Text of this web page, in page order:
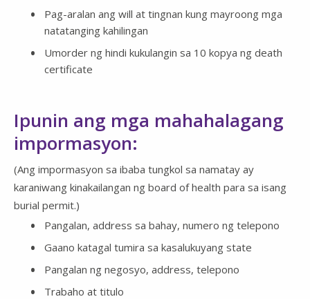
Pag-aralan ang will at tingnan kung mayroong mga
natatanging kahilingan
Umorder ng hindi kukulangin sa 10 kopya ng death
certificate
Ipunin ang mga mahahalagang
impormasyon:
(Ang impormasyon sa ibaba tungkol sa namatay ay
karaniwang kinakailangan ng board of health para sa isang
burial permit.)
Pangalan, address sa bahay, numero ng telepono
Gaano katagal tumira sa kasalukuyang state
Pangalan ng negosyo, address, telepono
Trabaho at titulo